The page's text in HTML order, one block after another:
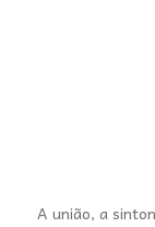
A união, a